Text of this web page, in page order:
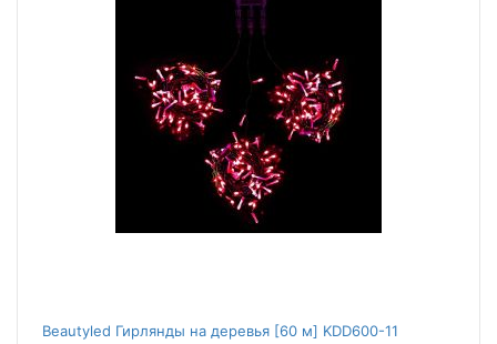
Beautyled Гирлянды на деревья [60 м] KDD600-11